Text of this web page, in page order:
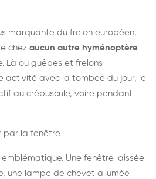
marquante du frelon européen,
chez aucun autre hyménoptère
Là où guêpes et frelons
activité avec la tombée du jour, le
au crépuscule, voire pendant
par la fenêtre
Une fenêtre laissée
une lampe de chevet allumée